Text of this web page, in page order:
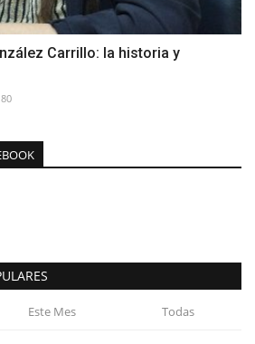
Carrillo: la historia y
Este Mes Todas